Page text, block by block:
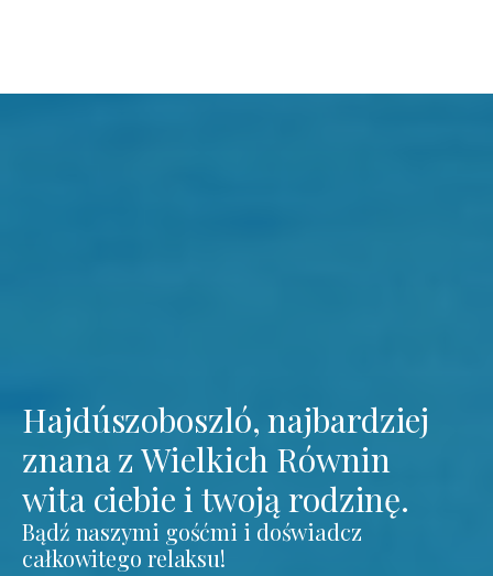
Hajdúszoboszló, najbardziej
znana z Wielkich Równin
wita ciebie i twoją rodzinę.
Bądź naszymi gośćmi i doświadcz
całkowitego relaksu!